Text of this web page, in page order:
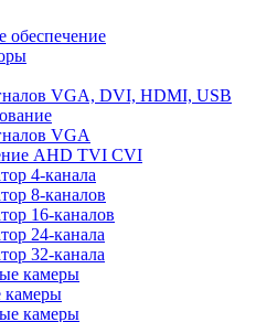
обеспечение
VGA, DVI, HDMI, USB
VGA
AHD TVI CVI
4-канала
8-каналов
16-каналов
24-канала
32-канала
камеры
камеры
камеры